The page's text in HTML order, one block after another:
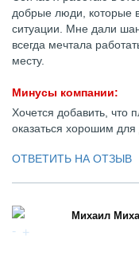
добрые люди, которые
ситуации. Мне дали
всегда мечтала
месту.
Минусы компании:
Хочется добавить, что
оказаться хорошим для
ОТВЕТИТЬ НА ОТЗЫВ
Михаил